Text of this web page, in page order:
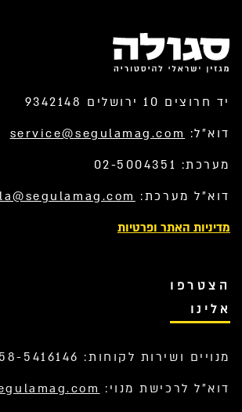
יד חרוצים 10 ירושלים 9342148
דוא”ל: service@segulamag.com
מערכת: 02-5004351
דוא”ל מערכת:
מדיניות האתר ופרטיות
הצטרפו
אלינו
מנויים ושירות לקוחות: 058-5416146
דוא”ל לרכישת מנוי: